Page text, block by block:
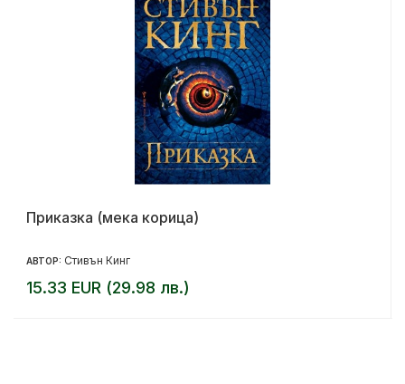
Приказка (мека корица)
АВТОР: Стивън Кинг
15.33 EUR (29.98 лв.)